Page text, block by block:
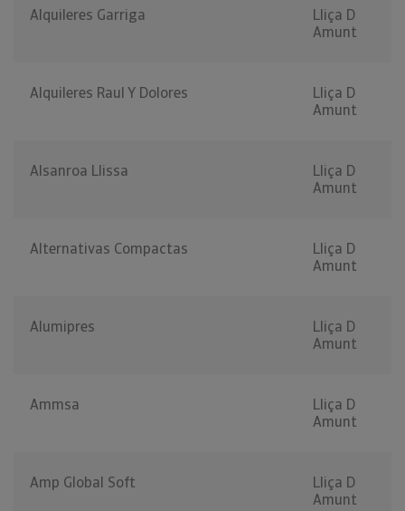
Alquileres Garriga
Lliça D
Amunt
Alquileres Raul Y Dolores
Lliça D
Amunt
Alsanroa Llissa
Lliça D
Amunt
Alternativas Compactas
Lliça D
Amunt
Alumipres
Lliça D
Amunt
Ammsa
Lliça D
Amunt
Amp Global Soft
Lliça D
Amunt